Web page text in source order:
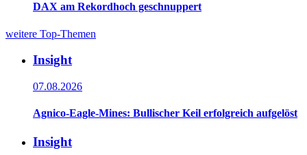
DAX am Rekordhoch geschnuppert
weitere Top-Themen
Insight
07.08.2026
Agnico-Eagle-Mines: Bullischer Keil erfolgreich aufgelöst
Insight